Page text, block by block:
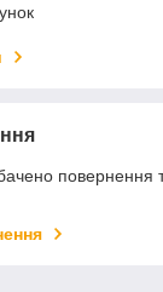
повернення